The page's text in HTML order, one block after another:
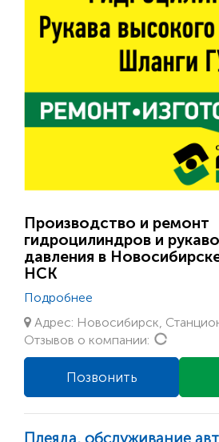
Производство и ремонт
гидроцилиндров и
давления в
НСК
Подробнее
Адрес: Новосибирск,
Отзывов о компании:
Позвонить
Плеяда, обслуживание